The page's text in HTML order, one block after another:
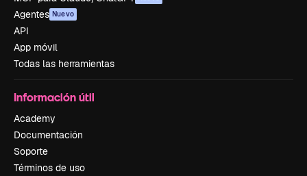
Agentes Nuevo
API
App móvil
Todas las herramientas
Información útil
Academy
Documentación
Soporte
Términos de uso